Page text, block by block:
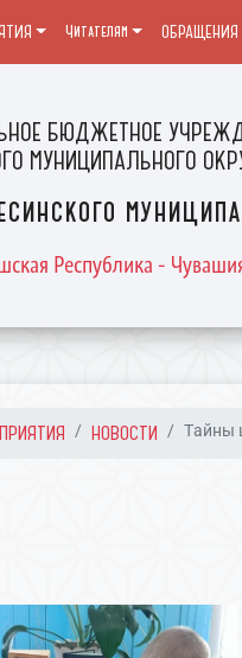
БЮДЖЕТНОЕ
МУНИЦИПАЛЬНОГО
Республика -
Читателям
НОВОСТИ Тайны